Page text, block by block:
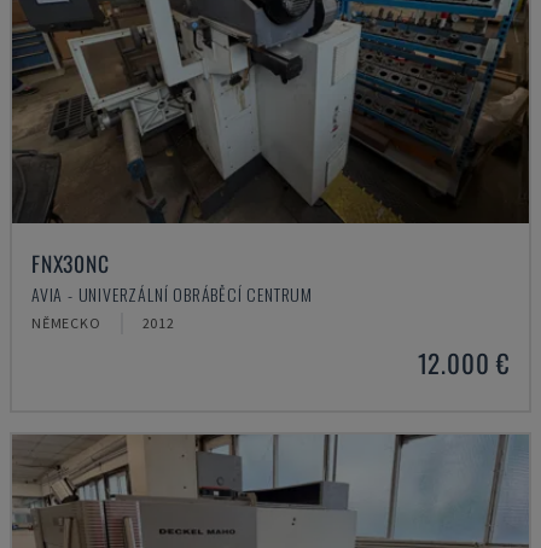
FNX30NC
AVIA - UNIVERZÁLNÍ OBRÁBĚCÍ CENTRUM
NĚMECKO 2012
12.000 €